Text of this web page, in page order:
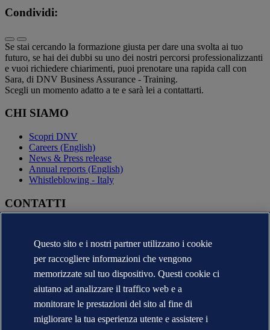
Condividi:
Se stai cercando la formazione giusta per dare una svolta ai tuo
futuro, se hai dei dubbi su uno dei nostri percorsi professionalizzanti
e vuoi richiedere chiarimenti, puoi prenotare una rapida call con
Sara, di DNV Business Assurance - Training.
Scegli un momento adatto a te e sarà lei a contattarti.
CHI SIAMO
Scopri DNV
Careers (English)
News & Press release
Annual reports (English)
Whistleblowing - Italy
CONTATTI
Contatti per la stampa
Segnalazioni e Reclami
Cambio Ragione Sociale
indirizzo posta certificata
Veracity (English)
Informativa sulla privacy
Condizioni d'uso
Questo sito e i nostri partner utilizzano i cookie
per raccogliere informazioni che vengono
memorizzate sul tuo dispositivo. Questi cookie ci
aiutano ad analizzare il traffico web e a
monitorare le prestazioni del sito al fine di
migliorare la tua esperienza utente e assistere i